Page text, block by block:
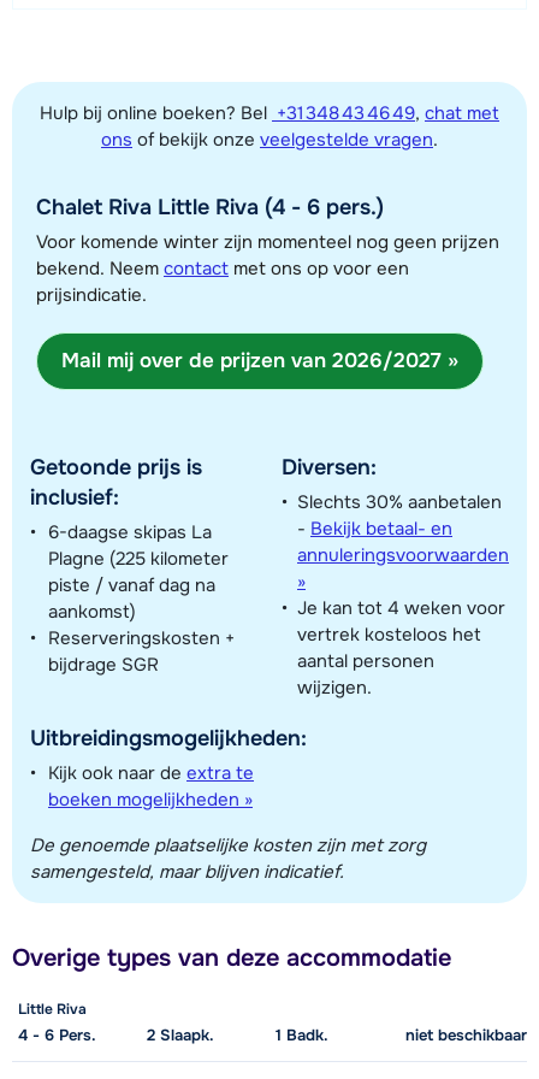
Afstand tot skibushalte
50 meter
Bekijk kaart
Toon alle accommodaties in dit gebied
Deze kaart geeft een indicatie van de ligging van onze accommodaties. De
exacte locatie kan enigszins afwijken.
Hulp bij online boeken? Bel +31 348 43 46 49, chat met
ons of bekijk onze veelgestelde vragen.
Chalet Riva Little Riva (4 - 6 pers.)
Voor komende winter zijn momenteel nog geen prijzen
bekend. Neem contact met ons op voor een
prijsindicatie.
Mail mij over de prijzen van 2026/2027 »
Getoonde prijs is
inclusief:
6-daagse skipas La
Plagne (225 kilometer
piste / vanaf dag na
aankomst)
Reserveringskosten +
bijdrage SGR
Uitbreidingsmogelijkheden:
Kijk ook naar de extra te
boeken mogelijkheden »
Diversen:
Slechts 30% aanbetalen
- Bekijk betaal- en
annuleringsvoorwaarden
»
Je kan tot 4 weken voor
vertrek kosteloos het
aantal personen
wijzigen.
De genoemde plaatselijke kosten zijn met zorg
samengesteld, maar blijven indicatief.
Overige types van deze accommodatie
Little Riva
4 - 6 Pers. 2 Slaapk. 1 Badk. niet beschikbaar